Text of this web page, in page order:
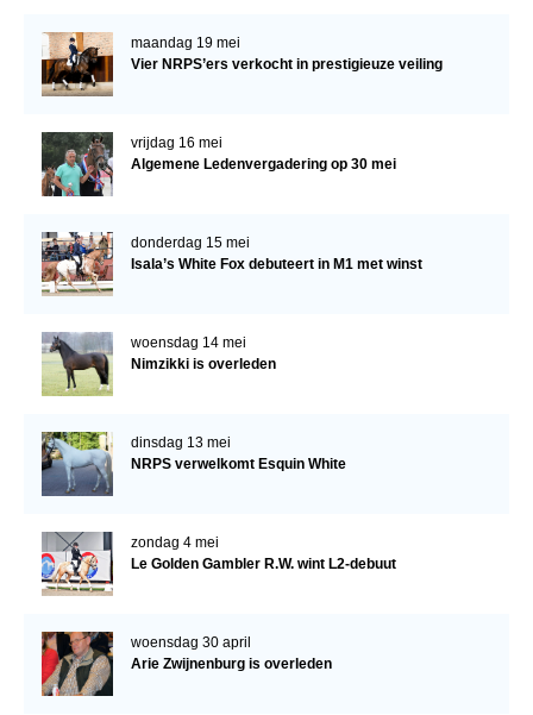
maandag 19 mei
Vier NRPS’ers verkocht in prestigieuze veiling
vrijdag 16 mei
Algemene Ledenvergadering op 30 mei
donderdag 15 mei
Isala’s White Fox debuteert in M1 met winst
woensdag 14 mei
Nimzikki is overleden
dinsdag 13 mei
NRPS verwelkomt Esquin White
zondag 4 mei
Le Golden Gambler R.W. wint L2-debuut
woensdag 30 april
Arie Zwijnenburg is overleden